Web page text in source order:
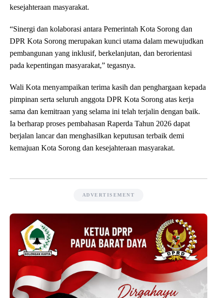
kesejahteraan masyarakat.
“Sinergi dan kolaborasi antara Pemerintah Kota Sorong dan
DPR Kota Sorong merupakan kunci utama dalam mewujudkan
pembangunan yang inklusif, berkelanjutan, dan berorientasi
pada kepentingan masyarakat,” tegasnya.
Wali Kota menyampaikan terima kasih dan penghargaan kepada
pimpinan serta seluruh anggota DPR Kota Sorong atas kerja
sama dan kemitraan yang selama ini telah terjalin dengan baik.
Ia berharap proses pembahasan Raperda Tahun 2026 dapat
berjalan lancar dan menghasilkan keputusan terbaik demi
kemajuan Kota Sorong dan kesejahteraan masyarakat.
ADVERTISEMENT